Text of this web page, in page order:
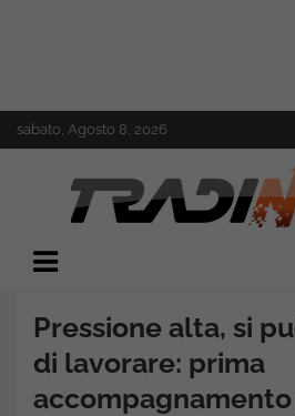
to
sabato, Agosto 8, 2026
Trading.it
Pressione alta, si
di lavorare: prima